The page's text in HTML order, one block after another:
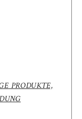
PRODUKTE,